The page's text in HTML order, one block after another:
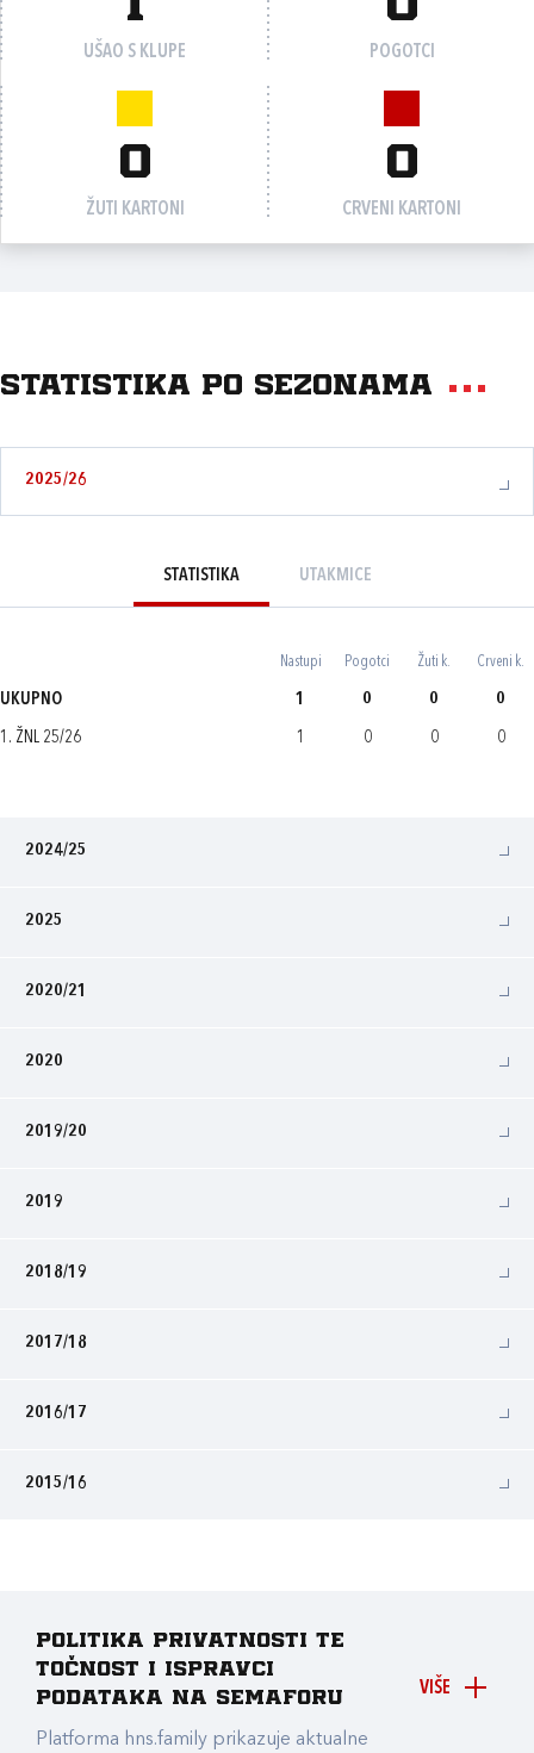
UŠAO S KLUPE POGOTCI
0
ŽUTI KARTONI
0
CRVENI KARTONI
Statistika po sezonama
2025/26
STATISTIKA UTAKMICE
Nastupi Pogotci Žuti k. Crveni k.
UKUPNO 1 0 0 0
1. ŽNL 25/26 1 0 0 0
2024/25
2025
2020/21
2020
2019/20
2019
2018/19
2017/18
2016/17
2015/16
VIŠE
Politika privatnosti te
točnost i ispravci
podataka na Semaforu
Platforma hns.family prikazuje aktualne